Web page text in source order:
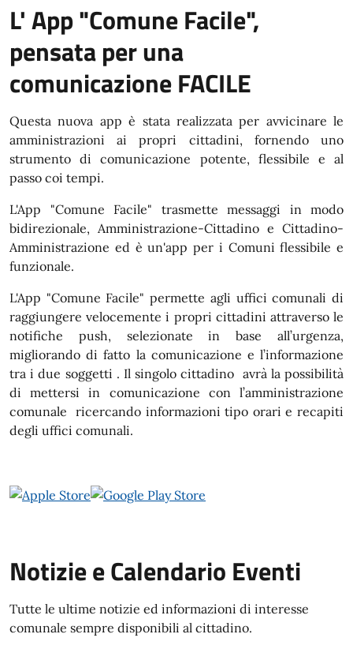
L' App "Comune Facile",
pensata per una
comunicazione FACILE
Questa nuova app è stata realizzata per avvicinare le
amministrazioni ai propri cittadini, fornendo uno
strumento di comunicazione potente, flessibile e al
passo coi tempi.
L'App "Comune Facile" trasmette messaggi in modo
bidirezionale, Amministrazione-Cittadino e Cittadino-
Amministrazione ed è un'app per i Comuni flessibile e
funzionale.
L'App "Comune Facile" permette agli uffici comunali di
raggiungere velocemente i propri cittadini attraverso le
notifiche push, selezionate in base all’urgenza,
migliorando di fatto la comunicazione e l’informazione
tra i due soggetti . Il singolo cittadino avrà la possibilità
di mettersi in comunicazione con l’amministrazione
comunale ricercando informazioni tipo orari e recapiti
degli uffici comunali.
Notizie e Calendario Eventi
Tutte le ultime notizie ed informazioni di interesse
comunale sempre disponibili al cittadino.